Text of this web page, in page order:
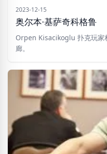
2023-12-15
奥尔本·基萨奇科格鲁
Orpen Kisacikoglu 扑克玩家
廊。